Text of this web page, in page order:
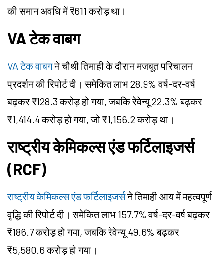
की समान अवधि में ₹611 करोड़ था।
VA टेक वाबग
VA टेक वाबगने चौथी तिमाही के दौरान मजबूत परिचालन
प्रदर्शन की रिपोर्ट दी। समेकित लाभ 28.9% वर्ष-दर-वर्ष
बढ़कर ₹128.3 करोड़ हो गया, जबकि रेवेन्यू 22.3% बढ़कर
₹1,414.4 करोड़ हो गया, जो ₹1,156.2 करोड़ था।
राष्ट्रीय केमिकल्स एंड फर्टिलाइजर्स
(RCF)
राष्ट्रीय केमिकल्स एंड फर्टिलाइजर्सने तिमाही आय में महत्वपूर्ण
वृद्धि की रिपोर्ट दी। समेकित लाभ 157.7% वर्ष-दर-वर्ष बढ़कर
₹186.7 करोड़ हो गया, जबकि रेवेन्यू 49.6% बढ़कर
₹5,580.6 करोड़ हो गया।